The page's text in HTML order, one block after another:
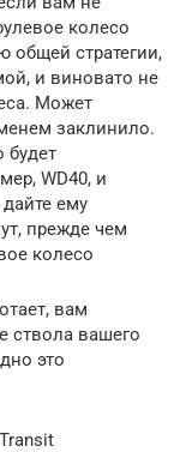
колесо
общей стратегии,
и виновато не
Может
заклинило.
будет
WD40, и
ему
прежде чем
колесо
вам
ствола вашего
это